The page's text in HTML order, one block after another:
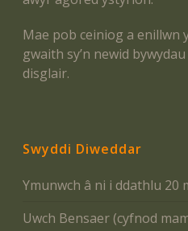
Mae pob ceiniog a enillwn
gwaith sy’n newid
disglair.
Swyddi Diweddar
Ymunwch â ni i ddathlu 20
Uwch Bensaer (cyfnod